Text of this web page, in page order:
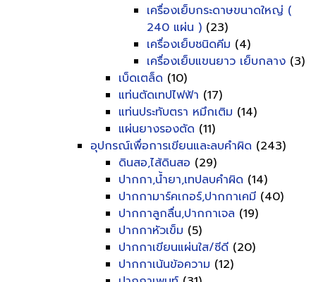
เครื่องเย็บกระดาษขนาดใหญ่ (
240 แผ่น ) (23)
เครื่องเย็บชนิดคีม (4)
เครื่องเย็บแขนยาว เย็บกลาง (3)
เบ็ดเตล็ด (10)
แท่นตัดเทปไฟฟ้า (17)
แท่นประทับตรา หมึกเติม (14)
แผ่นยางรองตัด (11)
อุปกรณ์เพื่อการเขียนและลบคำผิด (243)
ดินสอ,ไส้ดินสอ (29)
ปากกา,น้ำยา,เทปลบคำผิด (14)
ปากกามาร์คเกอร์,ปากกาเคมี (40)
ปากกาลูกลื่น,ปากกาเจล (19)
ปากกาหัวเข็ม (5)
ปากกาเขียนแผ่นใส/ซีดี (20)
ปากกาเน้นข้อความ (12)